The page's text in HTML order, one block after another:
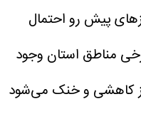
پیش رو احتمال
مناطق استان وجود
کاهشی و خنک می‌شود